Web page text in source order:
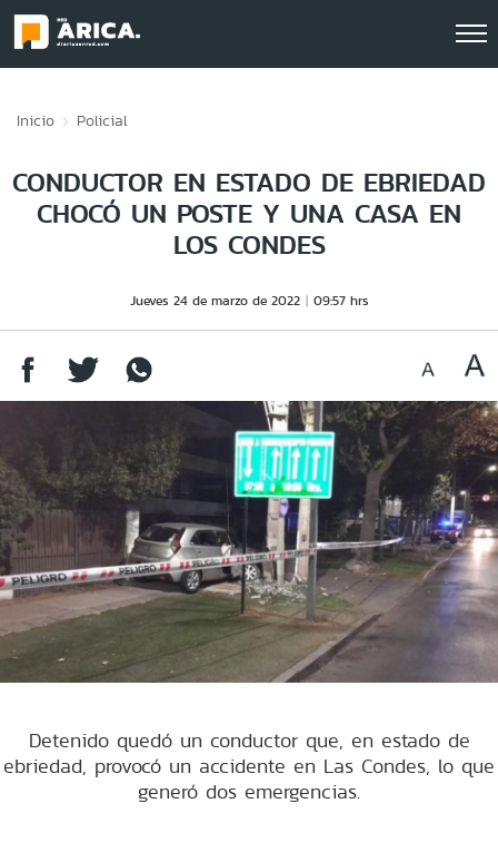
Inicio Policial
CONDUCTOR EN ESTADO DE EBRIEDAD
CHOCÓ UN POSTE Y UNA CASA EN
LOS CONDES
Jueves 24 de marzo de 2022 09:57 hrs
Detenido quedó un conductor que, en estado de
ebriedad, provocó un accidente en Las Condes, lo que
generó dos emergencias.